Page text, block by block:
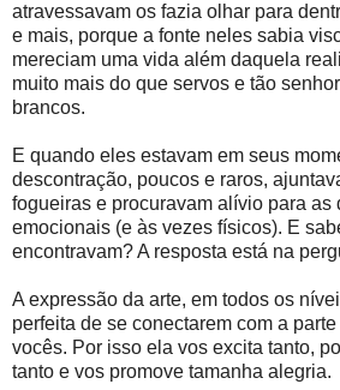
atravessavam os fazia olhar para
e mais, porque a fonte neles sabia
mereciam uma vida além daquela
muito mais do que servos e tão
brancos.
E quando eles estavam em seus
descontração, poucos e raros,
fogueiras e procuravam alívio para as
emocionais (e às vezes físicos). E
encontravam? A resposta está na
A expressão da arte, em todos os
perfeita de se conectarem com a
vocês. Por isso ela vos excita tanto,
tanto e vos promove tamanha alegria.